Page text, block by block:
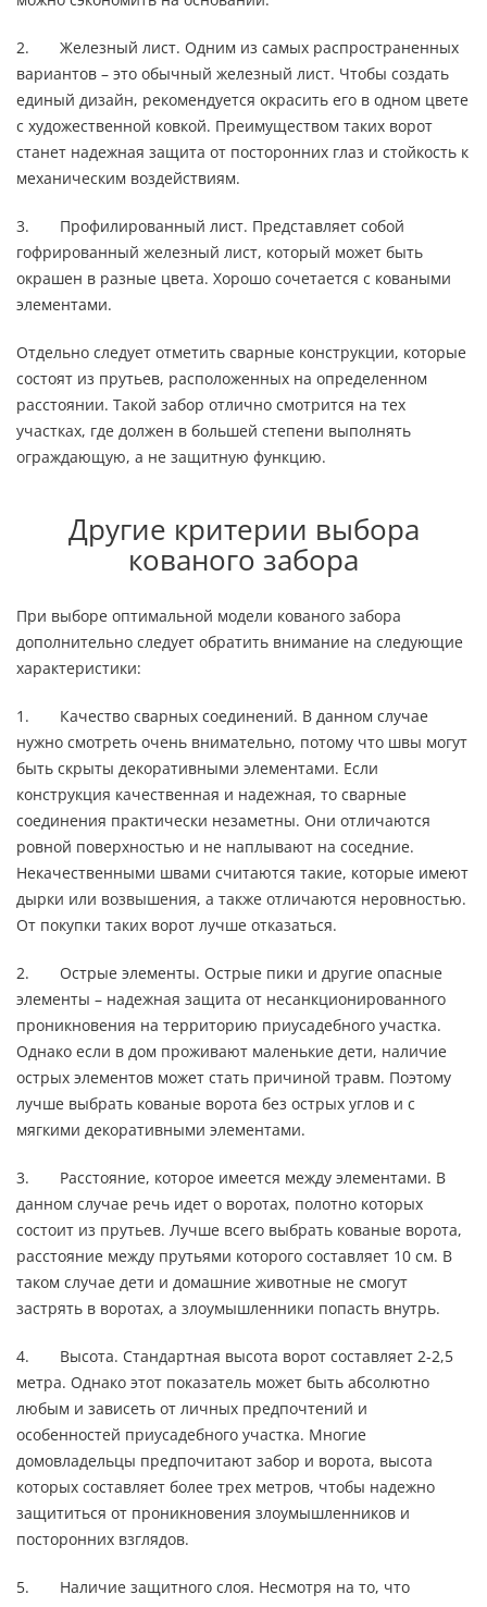
2. Железный лист. Одним из самых распространенных
вариантов – это обычный железный лист. Чтобы создать
единый дизайн, рекомендуется окрасить его в одном цвете
с художественной ковкой. Преимуществом таких ворот
станет надежная защита от посторонних глаз и стойкость к
механическим воздействиям.
3. Профилированный лист. Представляет собой
гофрированный железный лист, который может быть
окрашен в разные цвета. Хорошо сочетается с коваными
элементами.
Отдельно следует отметить сварные конструкции, которые
состоят из прутьев, расположенных на определенном
расстоянии. Такой забор отлично смотрится на тех
участках, где должен в большей степени выполнять
ограждающую, а не защитную функцию.
Другие критерии выбора
кованого забора
При выборе оптимальной модели кованого забора
дополнительно следует обратить внимание на следующие
характеристики:
1. Качество сварных соединений. В данном случае
нужно смотреть очень внимательно, потому что швы могут
быть скрыты декоративными элементами. Если
конструкция качественная и надежная, то сварные
соединения практически незаметны. Они отличаются
ровной поверхностью и не наплывают на соседние.
Некачественными швами считаются такие, которые имеют
дырки или возвышения, а также отличаются неровностью.
От покупки таких ворот лучше отказаться.
2. Острые элементы. Острые пики и другие опасные
элементы – надежная защита от несанкционированного
проникновения на территорию приусадебного участка.
Однако если в дом проживают маленькие дети, наличие
острых элементов может стать причиной травм. Поэтому
лучше выбрать кованые ворота без острых углов и с
мягкими декоративными элементами.
3. Расстояние, которое имеется между элементами. В
данном случае речь идет о воротах, полотно которых
состоит из прутьев. Лучше всего выбрать кованые ворота,
расстояние между прутьями которого составляет 10 см. В
таком случае дети и домашние животные не смогут
застрять в воротах, а злоумышленники попасть внутрь.
4. Высота. Стандартная высота ворот составляет 2-2,5
метра. Однако этот показатель может быть абсолютно
любым и зависеть от личных предпочтений и
особенностей приусадебного участка. Многие
домовладельцы предпочитают забор и ворота, высота
которых составляет более трех метров, чтобы надежно
защититься от проникновения злоумышленников и
посторонних взглядов.
5. Наличие защитного слоя. Несмотря на то, что